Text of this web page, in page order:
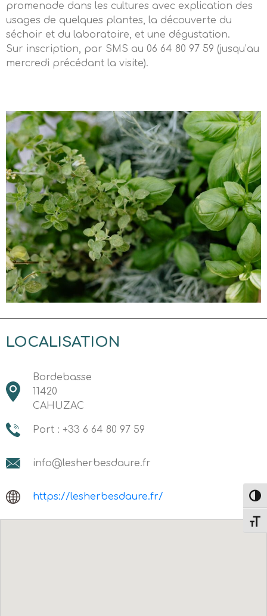
promenade dans les cultures avec explication des
usages de quelques plantes, la découverte du
séchoir et du laboratoire, et une dégustation.
Sur inscription, par SMS au 06 64 80 97 59 (jusqu’au
mercredi précédant la visite).
LOCALISATION
Bordebasse
11420
CAHUZAC
Port : +33 6 64 80 97 59
info@lesherbesdaure.fr
https://lesherbesdaure.fr/